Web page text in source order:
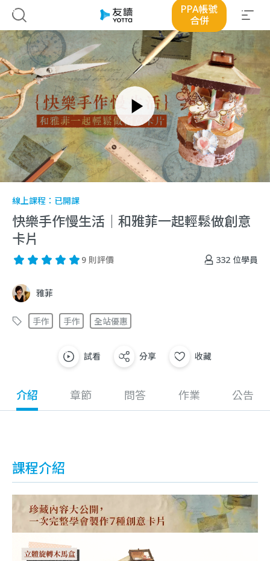
PPA帳號
合併
線上課程： 已開課
快樂手作慢生活｜和雅菲一起輕鬆做創意
卡片
332 位學員
9 則評價
雅菲
手作 手作 全站優惠
試看 分享 收藏
介紹 章節 問答 作業 公告
課程介紹